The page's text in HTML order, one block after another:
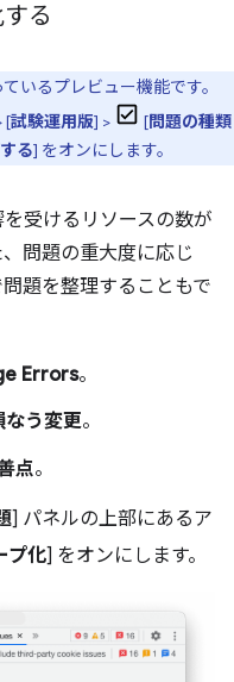
る
いるプレビュー機能です。
[試験運用版] > [問題の種類
る] をオンにします。
受けるリソースの数が
問題の重大度に応じ
題を整理することもで
Errors。
なう変更。
点。
] パネルの上部にあるア
プ化] をオンにします。